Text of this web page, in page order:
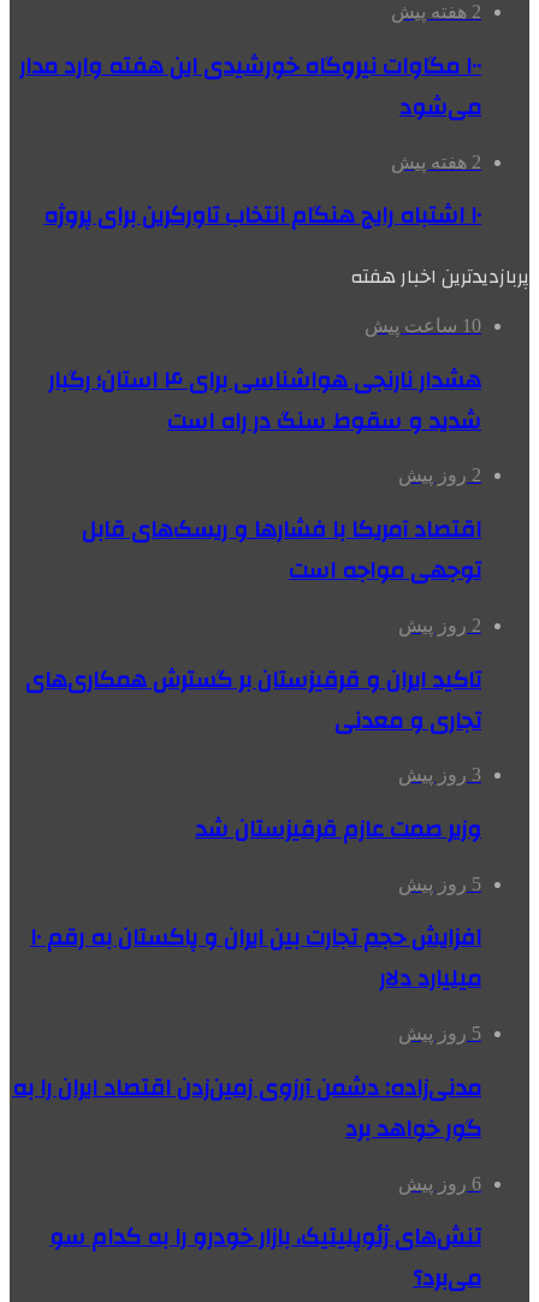
2 هفته پیش
۱۰۰ مگاوات نیروگاه‌ خورشیدی این هفته وارد مدار
می‌شود
2 هفته پیش
۱۰ اشتباه رایج هنگام انتخاب تاورکرین برای پروژه
پربازدیدترین اخبار هفته
10 ساعت پیش
هشدار نارنجی هواشناسی برای ۴ استان؛ رگبار
شدید و سقوط سنگ در راه است
2 روز پیش
اقتصاد آمریکا با فشارها و ریسک‌های قابل
توجهی مواجه است
2 روز پیش
تاکید ایران و قرقیزستان بر گسترش همکاری‌های
تجاری و معدنی
3 روز پیش
وزیر صمت عازم قرقیزستان شد
5 روز پیش
افزایش حجم تجارت بین ایران و پاکستان به رقم ۱۰
میلیارد دلار
5 روز پیش
مدنی‌زاده: دشمن آرزوی زمین‌زدن اقتصاد ایران را به
گور خواهد برد
6 روز پیش
تنش‌های ژئوپلیتیک، بازار خودرو را به کدام سو
می‌برد؟